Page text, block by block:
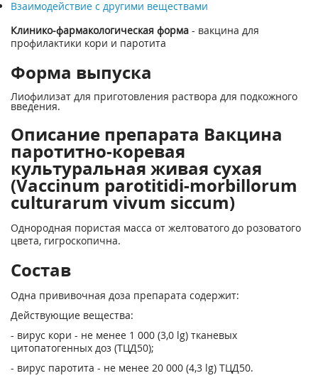
Взаимодействие с другими веществами
Клинико-фармакологическая форма - вакцина для
профилактики кори и паротита
Форма выпуска
Лиофилизат для приготовления раствора для подкожного
введения.
Описание препарата Вакцина
паротитно-коревая
культуральная живая сухая
(Vaccinum parotitidi-morbillorum
culturarum vivum siccum)
Однородная пористая масса от желтоватого до розоватого
цвета, гигроскопична.
Состав
Одна прививочная доза препарата содержит:
Действующие вещества:
- вирус кори - не менее 1 000 (3,0 lg) тканевых
цитопатогенных доз (ТЦД50);
- вирус паротита - не менее 20 000 (4,3 lg) ТЦД50.